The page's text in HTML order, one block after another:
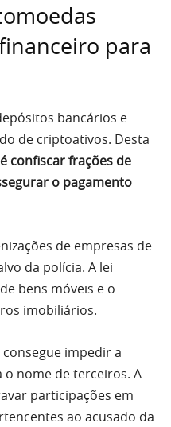
para
bancários e
de criptoativos. Desta
confiscar frações de
o pagamento
de empresas de
da polícia. A lei
bens móveis e o
imobiliários.
impedir a
nome de terceiros. A
participações em
ao acusado da